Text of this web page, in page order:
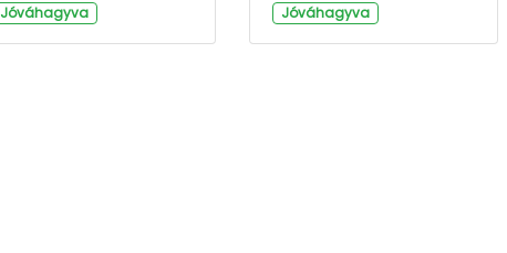
Jóváhagyva Jóváhagyva